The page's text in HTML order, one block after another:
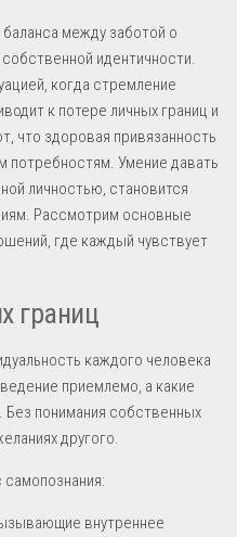
между заботой о
идентичности.
когда стремление
к потере личных границ и
что здоровая привязанность
потребностям. Умение давать
личностью, становится
Рассмотрим основные
где каждый чувствует
границ
каждого человека
приемлемо, а какие
понимания собственных
другого.
самопознания:
внутреннее